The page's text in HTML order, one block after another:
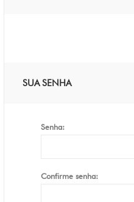
SUA SENHA
Senha:
Confirme senha: